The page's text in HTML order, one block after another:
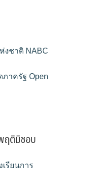
งชาติ NABC
าครัฐ Open
ฤติมิชอบ
เรียนการ